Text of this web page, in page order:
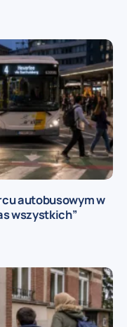
autobusowym w
wszystkich”